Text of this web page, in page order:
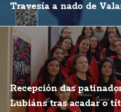
Travesía a nado de
Recepción das
Lubiáns tras acadar o